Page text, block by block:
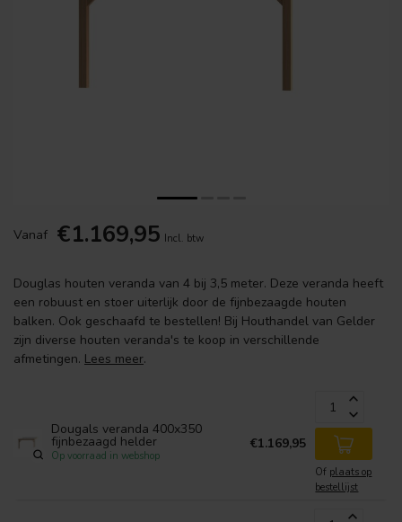
Vanaf €1.169,95 Incl. btw
Douglas houten veranda van 4 bij 3,5 meter. Deze veranda heeft
een robuust en stoer uiterlijk door de fijnbezaagde houten
balken. Ook geschaafd te bestellen! Bij Houthandel van Gelder
zijn diverse houten veranda's te koop in verschillende
afmetingen. Lees meer.
Dougals veranda 400x350
fijnbezaagd helder
Op voorraad in webshop
€1.169,95
Of plaats op
bestellijst